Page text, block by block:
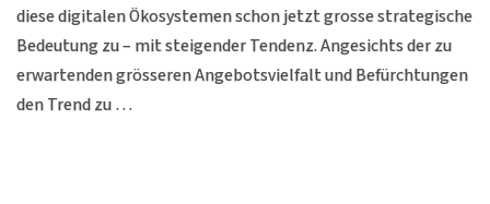
diese digitalen Ökosystemen schon jetzt grosse strategische
Bedeutung zu – mit steigender Tendenz. Angesichts der zu
erwartenden grösseren Angebotsvielfalt und Befürchtungen
den Trend zu …